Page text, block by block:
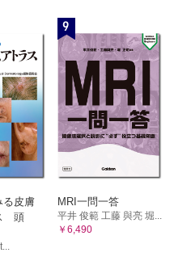
る皮膚
頭
9
MRI一問一答
平井 俊範 工藤 與亮 堀...
￥6,490